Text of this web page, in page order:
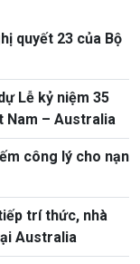
quyết 23 của Bộ
Lễ kỷ niệm 35
Nam – Australia
công lý cho nạn
trí thức, nhà
Australia